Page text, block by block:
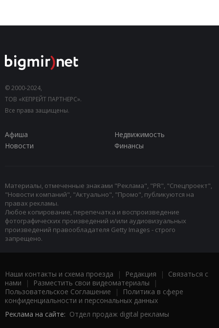
© 2000-2024,
ТОВ «КЕПРЕЙТ ПАРТНЕРС».
Все права защищены.
Афиша
Недвижимость
Новости
Финансы
Материалы, отмеченные знаками "Реклама", "PR", "Спецпроект",
"Новости компаний", "Актуально", "Промо", публикуются на
правах рекламы.
Любое копирование, перепечатка и воспроизведение
фотографических произведений и/или аудиовизуальных
произведений правообладателя Getty Images - строго
запрещено.
Наши контакты и схема проезда | Редакция | Связаться с
нами | Разместить свои видеоматериалы |
Пользовательское Соглашение |
Политика в сфере
конфиденциальности и персональных данных
Реклама на сайте: Отдел продаж digital рекламы